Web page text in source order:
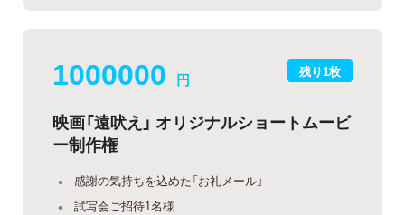
残り1枚
1000000 円
映画「遠吠え」 オリジナルショートムービ
ー制作権
感謝の気持ちを込めた「お礼メール」
試写会ご招待1名様